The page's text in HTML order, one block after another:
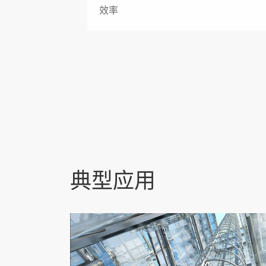
效率
典型应用